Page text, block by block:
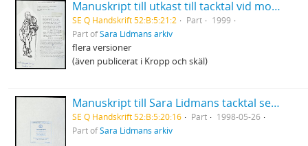
Manuskript till utkast till tacktal vid mottagandet av Pilotpriset
SE Q Handskrift 52:B:5:21:2 Part
1999
Part ofSara Lidmans arkiv
flera versioner
(även publicerat i Kropp och skäl)
Manuskript till Sara Lidmans tacktal sedan hon tagit emot Sixten Heymans priset vid Göteborgs universitet
SE Q Handskrift 52:B:5:20:16 Part
1998-05-26
Part ofSara Lidmans arkiv